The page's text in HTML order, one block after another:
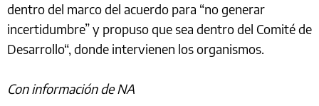
dentro del marco del acuerdo para “no generar
incertidumbre” y propuso que sea dentro del Comité de
Desarrollo“, donde intervienen los organismos.
Con información de NA